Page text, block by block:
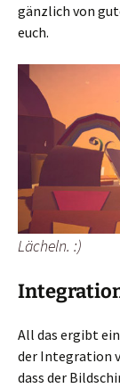
gänzlich von
euch.
Lächeln. :)
All das ergibt
der Integration
dass der